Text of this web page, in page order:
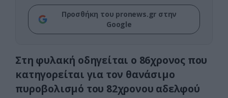
Προσθήκη του pronews.gr στην
Google
Στη φυλακή οδηγείται ο 86χρονος που
κατηγορείται για τον θανάσιμο
πυροβολισμό του 82χρονου αδελφού